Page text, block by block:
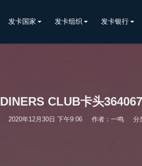
发卡国家 发卡组织 发卡银行
DINERS CLUB卡头
2020年12月30日 下午9:06 作者：一鸣 分